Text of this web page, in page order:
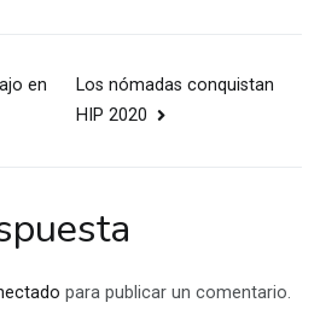
en
Los nómadas conquistan
HIP 2020
para publicar un comentario.